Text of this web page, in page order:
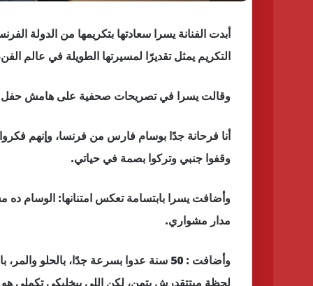
أبدت الفنانة يسرا سعادتها بتكريمها من الدولة
التكريم يمثل تقديرًا لمسيرتها الطويلة في عالم
وقالت يسرا في تصريحات صحفية على هامش حفل افتتاح الدورة الـ46 من مهرجان
أنا فرحانة جدًا بوسام فارس من فرنسا، وإنهم
وقفوا جنبي وتركوا بصمة في حياتي.
وأضافت يسرا بابتسامة تعكس امتنانها: الوسام
مدار مشواري.
وأضافت : 50 سنة عدوا بسرعة جدًا، بالحلو
لحظة مبتتقدرش بتمن، لكن اللي بيخليكي تكملي